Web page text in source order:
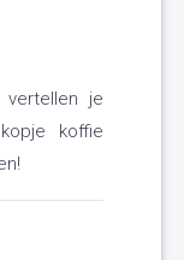
vertellen je
koffie